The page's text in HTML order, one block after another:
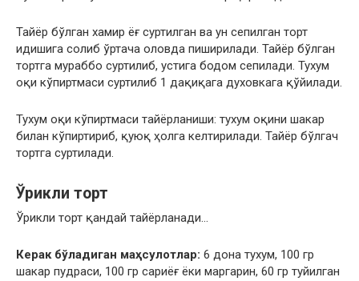
Тайёр бўлган хамир ёғ суртилган ва ун сепилган торт
идишига солиб ўртача оловда пиширилади. Тайёр бўлган
тортга мураббо суртилиб, устига бодом сепилади. Тухум
оқи кўпиртмаси суртилиб 1 дақиқага духовкага қўйилади.
Тухум оқи кўпиртмаси тайёрланиши: тухум оқини шакар
билан кўпиртириб, қуюқ ҳолга келтирилади. Тайёр бўлгач
тортга суртилади.
Ўрикли торт
Ўрикли торт қандай тайёрланади…
Керак бўладиган маҳсулотлар: 6 дона тухум, 100 гр
шакар пудраси, 100 гр сариёғ ёки маргарин, 60 гр туйилган